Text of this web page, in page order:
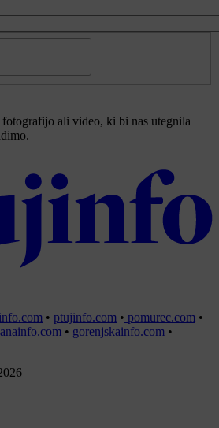
ali video, ki bi nas utegnila
• ptujinfo.com • pomurec.com •
• gorenjskainfo.com •